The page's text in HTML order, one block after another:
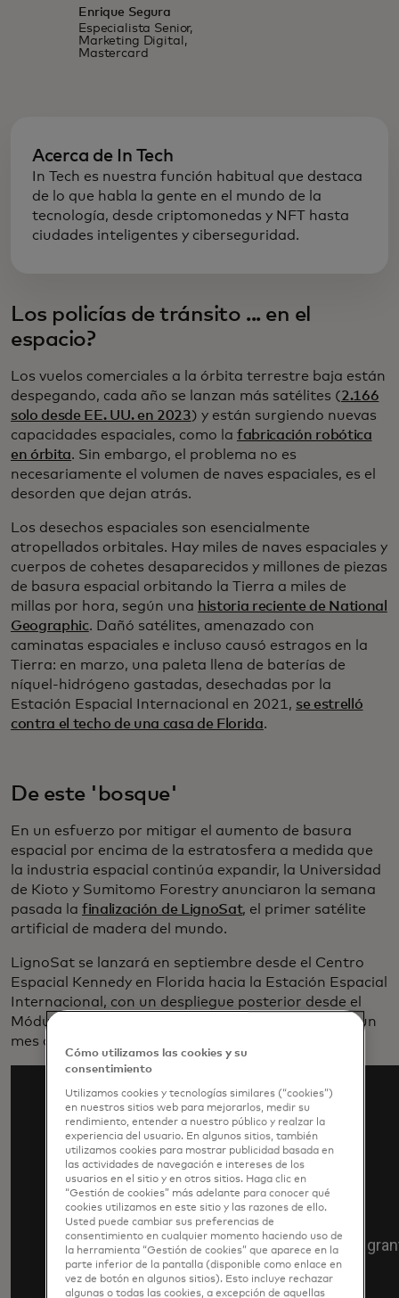
Enrique Segura
Especialista Senior,
Marketing Digital,
Mastercard
Acerca de In Tech
In Tech es nuestra función habitual que destaca
de lo que habla la gente en el mundo de la
tecnología, desde criptomonedas y NFT hasta
ciudades inteligentes y ciberseguridad.
Los policías de tránsito ... en el
espacio?
Los vuelos comerciales a la órbita terrestre baja están
despegando, cada año se lanzan más satélites (2.166
solo desde EE. UU. en 2023) y están surgiendo nuevas
capacidades espaciales, como la fabricación robótica
en órbita. Sin embargo, el problema no es
necesariamente el volumen de naves espaciales, es el
desorden que dejan atrás.
Los desechos espaciales son esencialmente
atropellados orbitales. Hay miles de naves espaciales y
cuerpos de cohetes desaparecidos y millones de piezas
de basura espacial orbitando la Tierra a miles de
millas por hora, según una historia reciente de National
Geographic. Dañó satélites, amenazado con
caminatas espaciales e incluso causó estragos en la
Tierra: en marzo, una paleta llena de baterías de
níquel-hidrógeno gastadas, desechadas por la
Estación Espacial Internacional en 2021, se estrelló
contra el techo de una casa de Florida.
De este 'bosque'
En un esfuerzo por mitigar el aumento de basura
espacial por encima de la estratosfera a medida que
la industria espacial continúa expandir, la Universidad
de Kioto y Sumitomo Forestry anunciaron la semana
pasada la finalización de LignoSat, el primer satélite
artificial de madera del mundo.
LignoSat se lanzará en septiembre desde el Centro
Espacial Kennedy en Florida hacia la Estación Espacial
Internacional, con un despliegue posterior desde el
Módulo Experimental Japonés Kibo de la estación un
mes después.
Cómo utilizamos las cookies y su
consentimiento
Utilizamos cookies y tecnologías similares (“cookies”)
en nuestros sitios web para mejorarlos, medir su
rendimiento, entender a nuestro público y realzar la
experiencia del usuario. En algunos sitios, también
utilizamos cookies para mostrar publicidad basada en
las actividades de navegación e intereses de los
usuarios en el sitio y en otros sitios. Haga clic en
“Gestión de cookies” más adelante para conocer qué
cookies utilizamos en este sitio y las razones de ello.
Usted puede cambiar sus preferencias de
consentimiento en cualquier momento haciendo uso de
la herramienta “Gestión de cookies” que aparece en la
parte inferior de la pantalla (disponible como enlace en
vez de botón en algunos sitios). Esto incluye rechazar
algunas o todas las cookies, a excepción de aquellas